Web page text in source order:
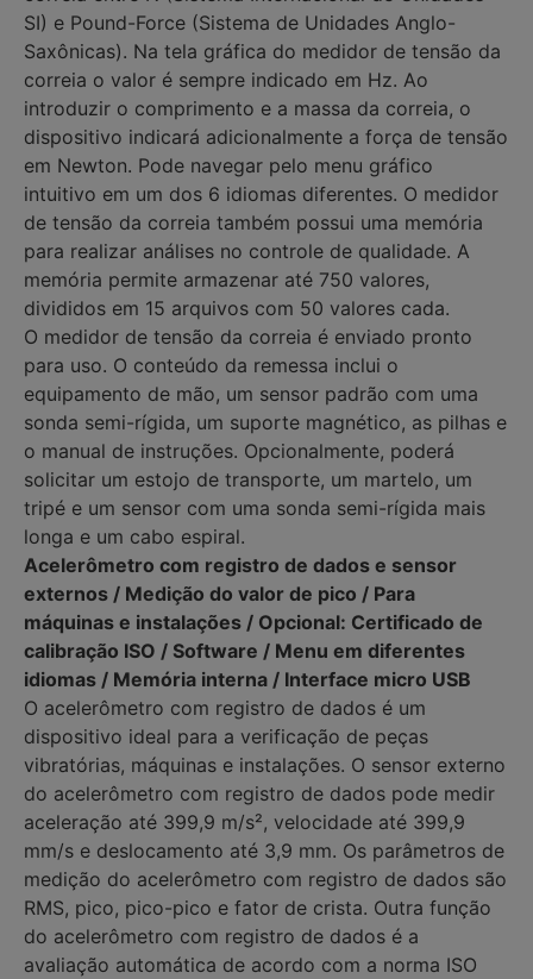
SI) e Pound-Force (Sistema de Unidades Anglo-
Saxônicas). Na tela gráfica do medidor de tensão da
correia o valor é sempre indicado em Hz. Ao
introduzir o comprimento e a massa da correia, o
dispositivo indicará adicionalmente a força de tensão
em Newton. Pode navegar pelo menu gráfico
intuitivo em um dos 6 idiomas diferentes. O medidor
de tensão da correia também possui uma memória
para realizar análises no controle de qualidade. A
memória permite armazenar até 750 valores,
divididos em 15 arquivos com 50 valores cada.
O medidor de tensão da correia é enviado pronto
para uso. O conteúdo da remessa inclui o
equipamento de mão, um sensor padrão com uma
sonda semi-rígida, um suporte magnético, as pilhas e
o manual de instruções. Opcionalmente, poderá
solicitar um estojo de transporte, um martelo, um
tripé e um sensor com uma sonda semi-rígida mais
longa e um cabo espiral.
Acelerômetro com registro de dados e sensor
externos / Medição do valor de pico / Para
máquinas e instalações / Opcional: Certificado de
calibração ISO / Software / Menu em diferentes
idiomas / Memória interna / Interface micro USB
O acelerômetro com registro de dados é um
dispositivo ideal para a verificação de peças
vibratórias, máquinas e instalações. O sensor externo
do acelerômetro com registro de dados pode medir
aceleração até 399,9 m/s², velocidade até 399,9
mm/s e deslocamento até 3,9 mm. Os parâmetros de
medição do acelerômetro com registro de dados são
RMS, pico, pico-pico e fator de crista. Outra função
do acelerômetro com registro de dados é a
avaliação automática de acordo com a norma ISO